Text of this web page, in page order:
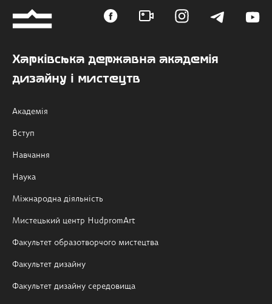
Харківська державна академія
дизайну і мистецтв
Академія
Вступ
Навчання
Наука
Міжнародна діяльність
Мистецький центр HudpromArt
Факультет образотворчого мистецтва
Факультет дизайну
Факультет дизайну середовища